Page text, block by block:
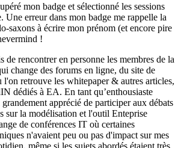
mon badge et sélectionné les sessions
Une erreur dans mon badge me rappelle la
saxons à écrire mon prénom (et encore pire
!
de rencontrer en personne les membres de la
change des forums en ligne, du site de
l'on retrouve les whitepaper & autres articles,
dédiés à EA. En tant qu’enthousiaste
apprécié de participer aux débats
sur la modélisation et l'outil Enteprise
de conférences IT où certaines
n'avaient peu ou pas d'impact sur mes
même si les sujets abordés étaient très